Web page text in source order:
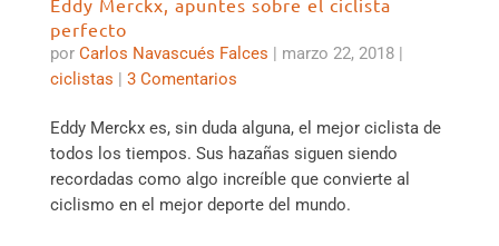
perfecto
por Carlos Navascués Falces | marzo 22, 2018 |
ciclistas | 3 Comentarios
Eddy Merckx es, sin duda alguna, el mejor ciclista de
todos los tiempos. Sus hazañas siguen siendo
recordadas como algo increíble que convierte al
ciclismo en el mejor deporte del mundo.